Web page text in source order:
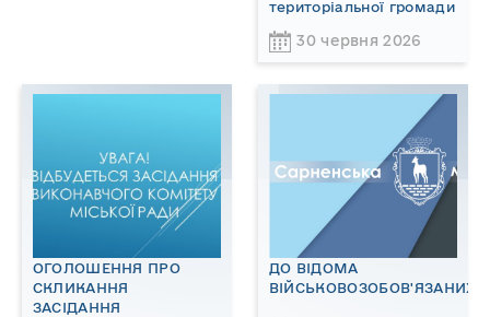
територіальної громади
30 червня 2026
ОГОЛОШЕННЯ ПРО
СКЛИКАННЯ
ЗАСІДАННЯ
ДО ВІДОМА
ВІЙСЬКОВОЗОБОВ'ЯЗАНИХ!